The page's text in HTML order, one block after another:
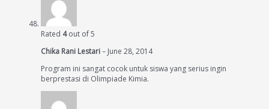
Rated 4out of 5
Chika Rani Lestari– June 28, 2014
Program ini sangat cocok untuk siswa yang serius ingin
berprestasi di Olimpiade Kimia.